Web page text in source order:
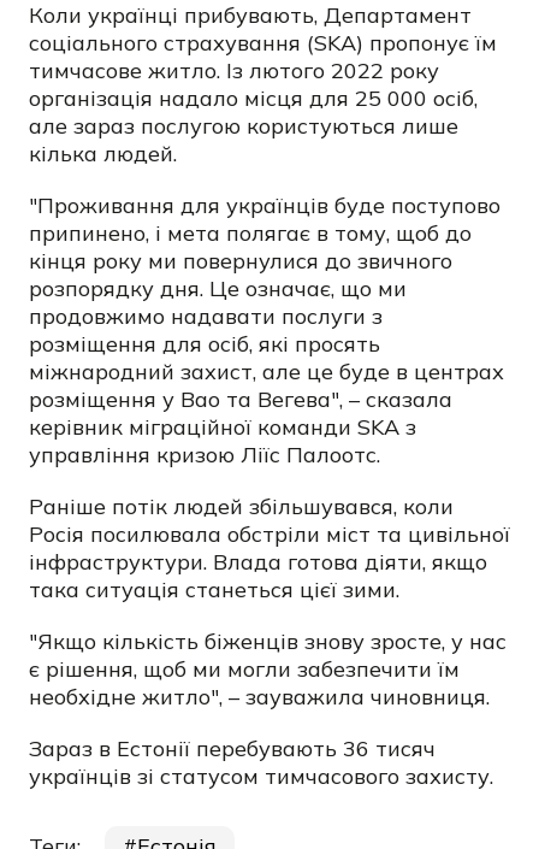
Коли українці прибувають, Департамент
соціального страхування (SKA) пропонує їм
тимчасове житло. Із лютого 2022 року
організація надало місця для 25 000 осіб,
але зараз послугою користуються лише
кілька людей.
"Проживання для українців буде поступово
припинено, і мета полягає в тому, щоб до
кінця року ми повернулися до звичного
розпорядку дня. Це означає, що ми
продовжимо надавати послуги з
розміщення для осіб, які просять
міжнародний захист, але це буде в центрах
розміщення у Вао та Вегева", – сказала
керівник міграційної команди SKA з
управління кризою Ліїс Палоотс.
Раніше потік людей збільшувався, коли
Росія посилювала обстріли міст та цивільної
інфраструктури. Влада готова діяти, якщо
така ситуація станеться цієї зими.
"Якщо кількість біженців знову зросте, у нас
є рішення, щоб ми могли забезпечити їм
необхідне житло", – зауважила чиновниця.
Зараз в Естонії перебувають 36 тисяч
українців зі статусом тимчасового захисту.